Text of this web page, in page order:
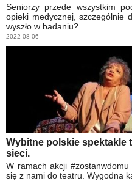
Seniorzy przede wszystkim
opieki medycznej, szczególnie
wyszło w badaniu?
2022-08-06
Wybitne polskie spektakle
sieci.
W ramach akcji
się z nami do teatru. Wygodna